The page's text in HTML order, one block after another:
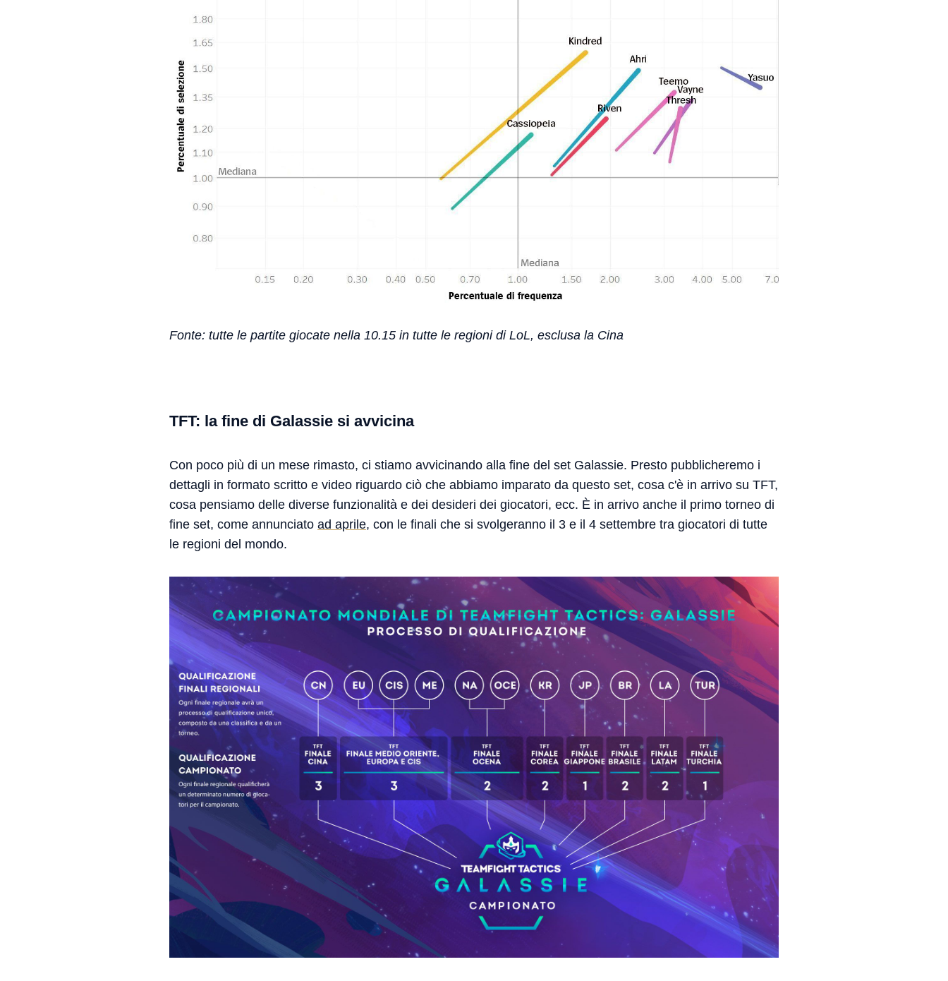
Fonte: tutte le partite giocate nella 10.15 in tutte le regioni di LoL, esclusa la Cina
TFT: la fine di Galassie si avvicina
Con poco più di un mese rimasto, ci stiamo avvicinando alla fine del set Galassie. Presto pubblicheremo i
dettagli in formato scritto e video riguardo ciò che abbiamo imparato da questo set, cosa c'è in arrivo su TFT,
cosa pensiamo delle diverse funzionalità e dei desideri dei giocatori, ecc. È in arrivo anche il primo torneo di
fine set, come annunciato ad aprile, con le finali che si svolgeranno il 3 e il 4 settembre tra giocatori di tutte
le regioni del mondo.